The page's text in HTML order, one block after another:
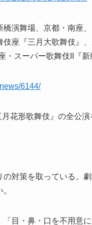
演舞場、京都・南座
座『三月大歌舞伎』
スーパー歌舞伎II『新
6144/
花形歌舞伎』の全公演
対策を取っている。
「目・鼻・口を不用意